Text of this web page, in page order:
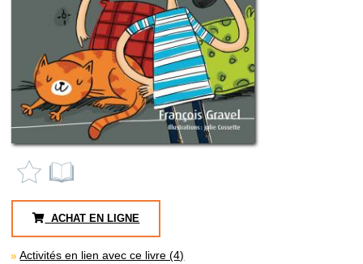
ACHAT EN LIGNE
Activités en lien avec ce livre (4)